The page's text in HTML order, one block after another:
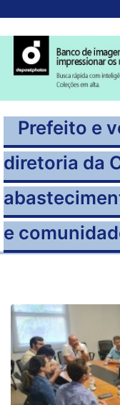
Prefeito e
diretoria da
e